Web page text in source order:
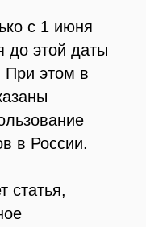
с 1 июня
до этой даты
При этом в
в России.
статья,